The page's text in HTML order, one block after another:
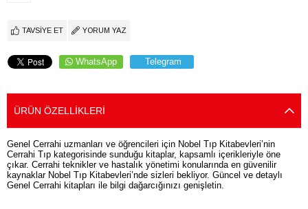
TAVSIYE ET YORUM YAZ
WhatsApp Telegram
ÜRÜN ÖZELLIKLERI
Genel Cerrahi uzmanları ve öğrencileri için Nobel Tıp Kitabevleri’nin
Cerrahi Tıp kategorisinde sunduğu kitaplar, kapsamlı içerikleriyle öne
çıkar. Cerrahi teknikler ve hastalık yönetimi konularında en güvenilir
kaynaklar Nobel Tıp Kitabevleri’nde sizleri bekliyor. Güncel ve detaylı
Genel Cerrahi kitapları ile bilgi dağarcığınızı genişletin.